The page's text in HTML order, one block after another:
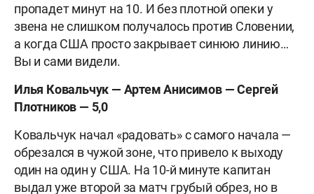
пропадет минут на 10. И без плотной опеки у
звена не слишком получалось против Словении,
а когда США просто закрывает синюю линию…
Вы и сами видели.
Илья Ковальчук — Артем Анисимов — Сергей
Плотников — 5,0
Ковальчук начал «радовать» с самого начала —
обрезался в чужой зоне, что привело к выходу
один на один у США. На 10-й минуте капитан
выдал уже второй за матч грубый обрез, но в